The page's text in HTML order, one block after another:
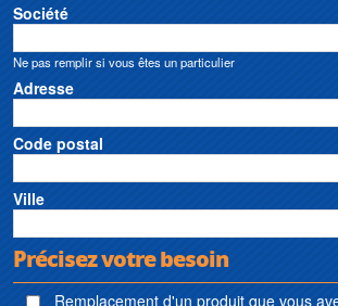
Société
Ne pas remplir si vous êtes un particulier
Adresse
Code postal
Ville
Précisez votre besoin
Remplacement d'un produit que vous